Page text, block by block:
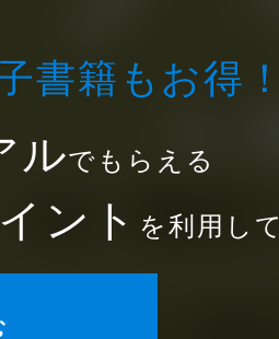
書籍もお得！
ルでもらえる
ント を利用して